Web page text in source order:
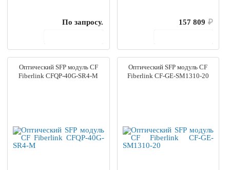
По запросу.
157 809 ₽
Оптический SFP модуль CF
Fiberlink CFQP-40G-SR4-M
Оптический SFP модуль CF
Fiberlink CF-GE-SM1310-20